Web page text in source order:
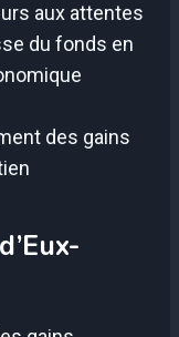
aux attentes
du fonds en
des gains